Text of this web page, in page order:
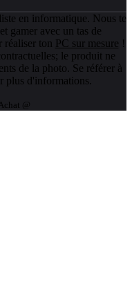
en informatique. Nous te
gamer avec un tas de
réaliser ton PC sur mesure !
le produit ne
de la photo. Se référer à
plus d'informations.
@